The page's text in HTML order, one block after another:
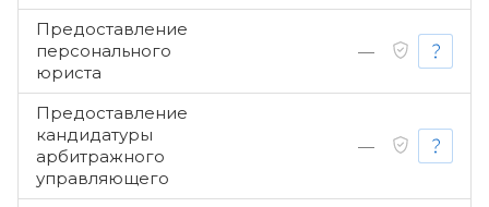
Предоставление
персонального
юриста
—
Предоставление
кандидатуры
арбитражного
управляющего
—